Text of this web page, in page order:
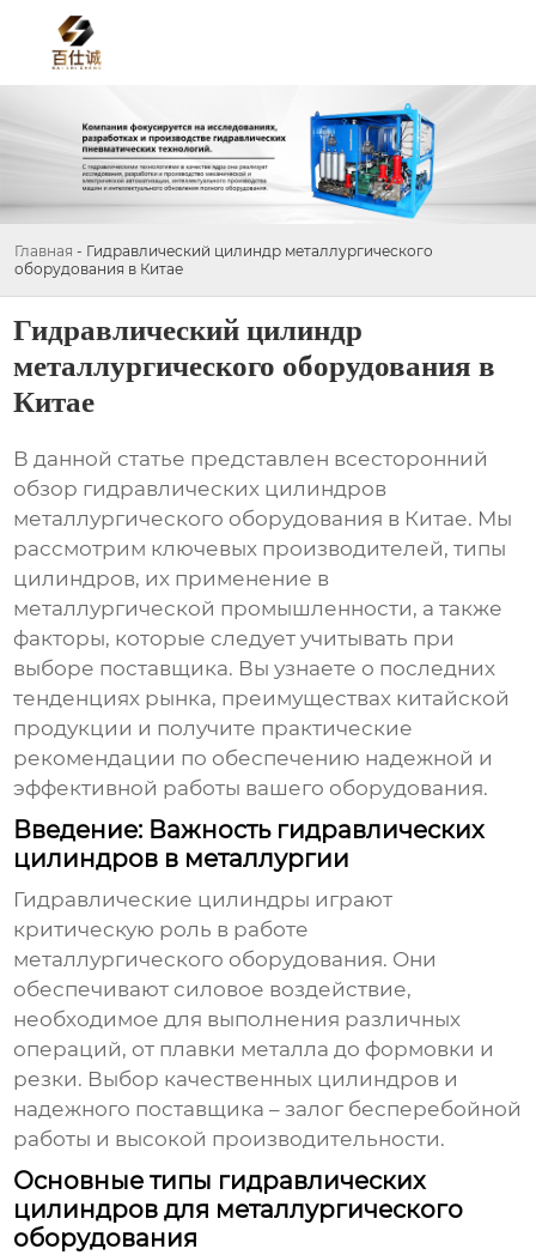
Главная - Гидравлический цилиндр металлургического
оборудования в Китае
Гидравлический цилиндр
металлургического оборудования в
Китае
В данной статье представлен всесторонний
обзор гидравлических цилиндров
металлургического оборудования в Китае. Мы
рассмотрим ключевых производителей, типы
цилиндров, их применение в
металлургической промышленности, а также
факторы, которые следует учитывать при
выборе поставщика. Вы узнаете о последних
тенденциях рынка, преимуществах китайской
продукции и получите практические
рекомендации по обеспечению надежной и
эффективной работы вашего оборудования.
Введение: Важность гидравлических
цилиндров в металлургии
Гидравлические цилиндры играют
критическую роль в работе
металлургического оборудования. Они
обеспечивают силовое воздействие,
необходимое для выполнения различных
операций, от плавки металла до формовки и
резки. Выбор качественных цилиндров и
надежного поставщика – залог бесперебойной
работы и высокой производительности.
Основные типы гидравлических
цилиндров для металлургического
оборудования